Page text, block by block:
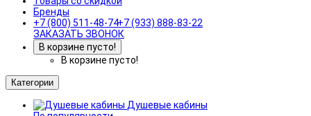
Бренды
+7 (800) 511-48-74+7 (933) 888-83-22
ЗАКАЗАТЬ ЗВОНОК
В корзине пусто!
В корзине пусто!
Категории
Душевые кабины